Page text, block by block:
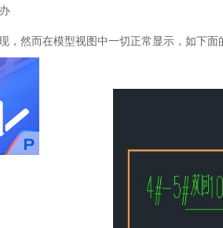
，然而在模型视图中一切正常显示，如下面